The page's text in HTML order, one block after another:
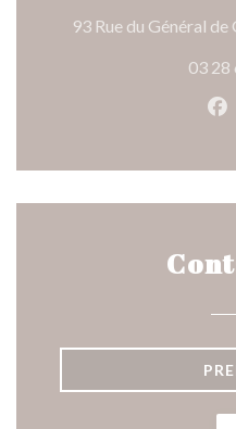
93 Rue du Général
03 28